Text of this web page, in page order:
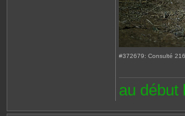
#372679: Consulté
au début